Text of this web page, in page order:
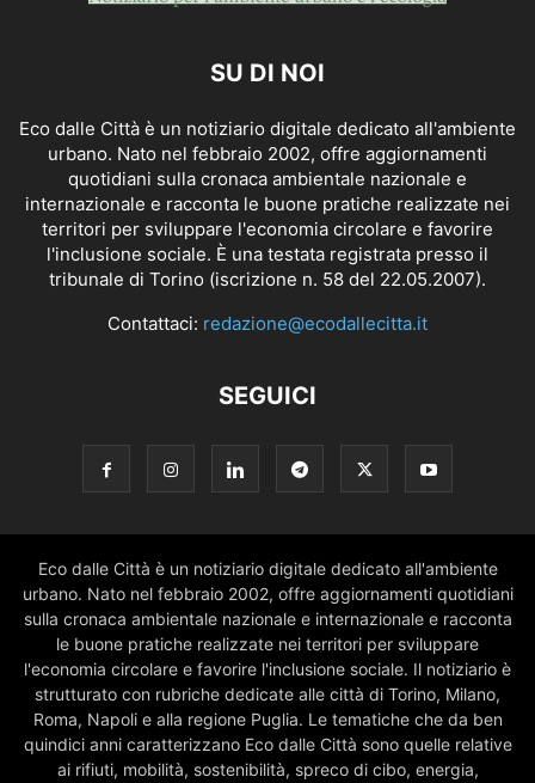
SU DI NOI
Eco dalle Città è un notiziario digitale dedicato all'ambiente
urbano. Nato nel febbraio 2002, offre aggiornamenti
quotidiani sulla cronaca ambientale nazionale e
internazionale e racconta le buone pratiche realizzate nei
territori per sviluppare l'economia circolare e favorire
l'inclusione sociale. È una testata registrata presso il
tribunale di Torino (iscrizione n. 58 del 22.05.2007).
Contattaci: redazione@ecodallecitta.it
SEGUICI
Eco dalle Città è un notiziario digitale dedicato all'ambiente
urbano. Nato nel febbraio 2002, offre aggiornamenti quotidiani
sulla cronaca ambientale nazionale e internazionale e racconta
le buone pratiche realizzate nei territori per sviluppare
l'economia circolare e favorire l'inclusione sociale. Il notiziario è
strutturato con rubriche dedicate alle città di Torino, Milano,
Roma, Napoli e alla regione Puglia. Le tematiche che da ben
quindici anni caratterizzano Eco dalle Città sono quelle relative
ai rifiuti, mobilità, sostenibilità, spreco di cibo, energia,